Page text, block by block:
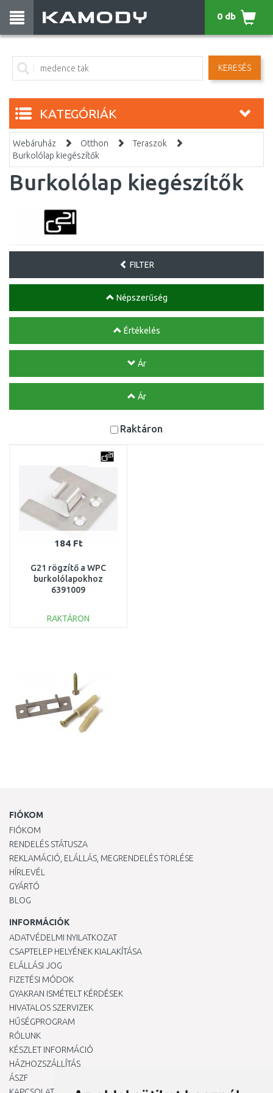
KERESÉS
0 db
KATEGÓRIÁK
Webáruház Otthon
Teraszok
Burkolólap kiegészítők
Burkolólap kiegészítők
FILTER
Népszerűség
Értékelés
Ár
Ár
Raktáron
184 Ft
G21 rögzítő a WPC
burkolólapokhoz
6391009
RAKTÁRON
FIÓKOM
FIÓKOM
RENDELÉS STÁTUSZA
REKLAMÁCIÓ, ELÁLLÁS, MEGRENDELÉS TÖRLÉSE
HÍRLEVÉL
GYÁRTÓ
BLOG
INFORMÁCIÓK
ADATVÉDELMI NYILATKOZAT
CSAPTELEP HELYÉNEK KIALAKÍTÁSA
ELÁLLÁSI JOG
FIZETÉSI MÓDOK
GYAKRAN ISMÉTELT KÉRDÉSEK
HIVATALOS SZERVIZEK
HŰSÉGPROGRAM
RÓLUNK
KÉSZLET INFORMÁCIÓ
HÁZHOZSZÁLLÍTÁS
ÁSZF